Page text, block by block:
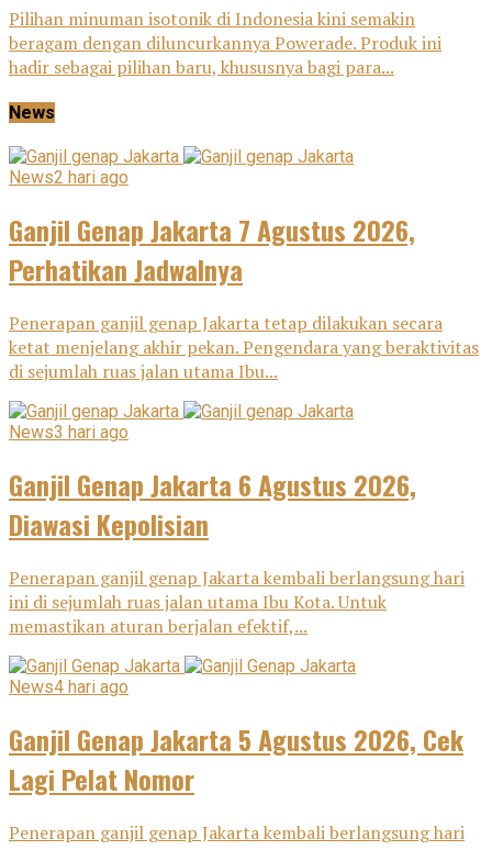
Pilihan minuman isotonik di Indonesia kini semakin
beragam dengan diluncurkannya Powerade. Produk ini
hadir sebagai pilihan baru, khususnya bagi para...
News
News2 hari ago
Ganjil Genap Jakarta 7 Agustus 2026,
Perhatikan Jadwalnya
Penerapan ganjil genap Jakarta tetap dilakukan secara
ketat menjelang akhir pekan. Pengendara yang beraktivitas
di sejumlah ruas jalan utama Ibu...
News3 hari ago
Ganjil Genap Jakarta 6 Agustus 2026,
Diawasi Kepolisian
Penerapan ganjil genap Jakarta kembali berlangsung hari
ini di sejumlah ruas jalan utama Ibu Kota. Untuk
memastikan aturan berjalan efektif,...
News4 hari ago
Ganjil Genap Jakarta 5 Agustus 2026, Cek
Lagi Pelat Nomor
Penerapan ganjil genap Jakarta kembali berlangsung hari